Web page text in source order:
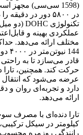
در ۵۸۰۰ دور در
عملکردی بهینه و
مختلف ارائه می‌دهد.
قادر می‌سازد تا به
عرضه می‌شود که انتقال
دارد و تجربه‌ای روان و
ارائه می‌دهد.
کیلومتر در سیکل
رانندگی روزمره محسوب